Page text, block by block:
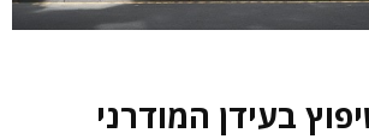
בעידן המודרני